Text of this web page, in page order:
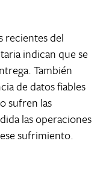
recientes del
indican que se
También
de datos fiables
sufren las
las operaciones
sufrimiento.